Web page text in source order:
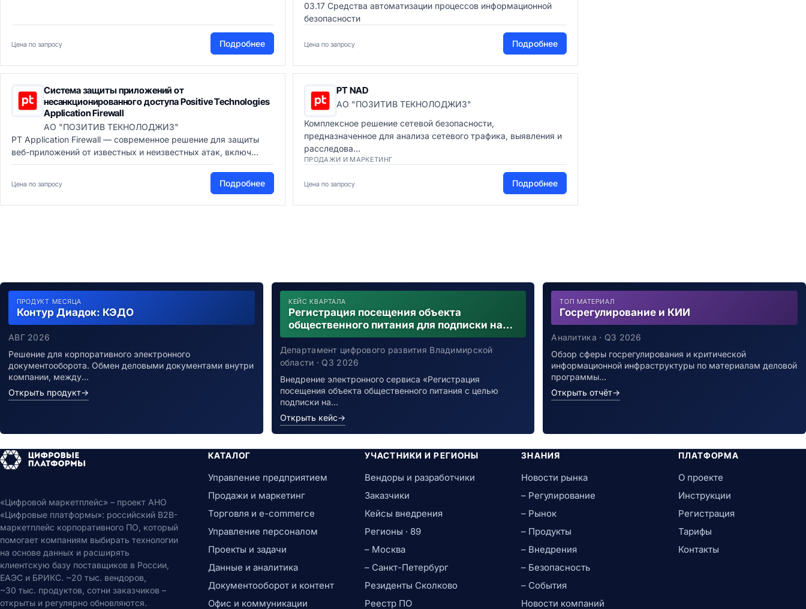
Цена по запросу Подробнее
03.17 Средства автоматизации процессов информационной
безопасности
Цена по запросу Подробнее
Система защиты приложений от
несанкционированного доступа Positive Technologies
Application Firewall
АО "ПОЗИТИВ ТЕКНОЛОДЖИЗ"
PT Application Firewall — современное решение для защиты
веб-приложений от известных и неизвестных атак, включ...
Цена по запросу Подробнее
PT NAD
АО "ПОЗИТИВ ТЕКНОЛОДЖИЗ"
Комплексное решение сетевой безопасности,
предназначенное для анализа сетевого трафика, выявления и
расследова...
ПРОДАЖИ И МАРКЕТИНГ
Цена по запросу Подробнее
ПРОДУКТ МЕСЯЦА
Контур Диадок: КЭДО
АВГ 2026
Решение для корпоративного электронного
документооборота. Обмен деловыми документами внутри
компании, между…
Открыть продукт→
КЕЙС КВАРТАЛА
Регистрация посещения объекта
общественного питания для подписки на
уведомления о возможном контакте с
заболевшим новой коронавирусной
инфекцией
Департамент цифрового развития Владимирской
области · Q3 2026
Внедрение электронного сервиса «Регистрация
посещения объекта общественного питания с целью
подписки на…
Открыть кейс→
ТОП МАТЕРИАЛ
Госрегулирование и КИИ
Аналитика · Q3 2026
Обзор сферы госрегулирования и критической
информационной инфраструктуры по материалам деловой
программы…
Открыть отчёт→
«Цифровой маркетплейс» – проект АНО
«Цифровые платформы»: российский B2B-
маркетплейс корпоративного ПО, который
помогает компаниям выбирать технологии
на основе данных и расширять
клиентскую базу поставщиков в России,
ЕАЭС и БРИКС. ~20 тыс. вендоров,
~30 тыс. продуктов, сотни заказчиков –
открыты и регулярно обновляются.
КАТАЛОГ
Управление предприятием
Продажи и маркетинг
Торговля и e-commerce
Управление персоналом
Проекты и задачи
Данные и аналитика
Документооборот и контент
Офис и коммуникации
УЧАСТНИКИ И РЕГИОНЫ
Вендоры и разработчики
Заказчики
Кейсы внедрения
Регионы · 89
– Москва
– Санкт-Петербург
Резиденты Сколково
Реестр ПО
ЗНАНИЯ
Новости рынка
– Регулирование
– Рынок
– Продукты
– Внедрения
– Безопасность
– События
Новости компаний
ПЛАТФОРМА
О проекте
Инструкции
Регистрация
Тарифы
Контакты